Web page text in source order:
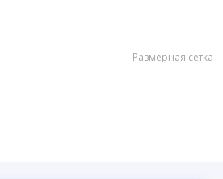
Размерная сетка